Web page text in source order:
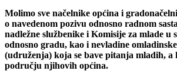
Molimo sve načelnike općina i
o navedenom pozivu odnosno radnom
nadležne službenike i Komisije za mlade u
odnosno gradu, kao i nevladine
(udruženja) koja se bave pitanja mladih, a
području njihovih općina.